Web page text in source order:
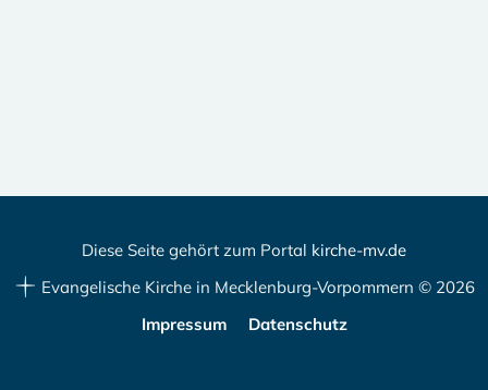
Diese Seite gehört zum Portal kirche-mv.de
Evangelische Kirche in Mecklenburg-Vorpommern © 2026
Impressum
Datenschutz